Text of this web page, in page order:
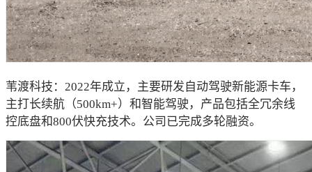
苇渡科技：2022年成立，主要研发自动驾驶新能源卡车，
主打长续航（500km+）和智能驾驶，产品包括全冗余线
控底盘和800伏快充技术。公司已完成多轮融资。